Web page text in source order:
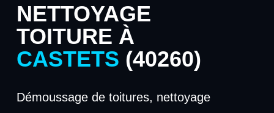
NETTOYAGE
TOITURE À
CASTETS (40260)
Démoussage de toitures, nettoyage